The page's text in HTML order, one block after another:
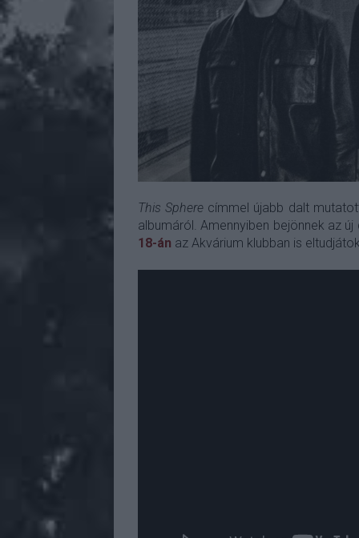
This Sphere címmel újabb dalt
albumáról. Amennyiben bejönnek az
18-án az Akvárium klubban is